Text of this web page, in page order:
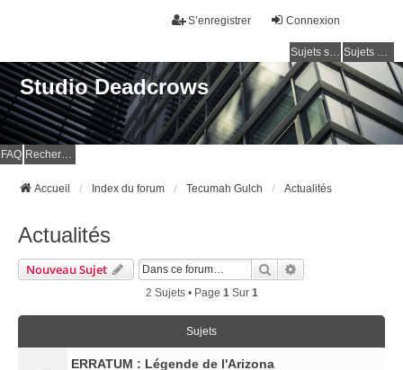
Connexion
S’enregistrer
Sujets sans réponse Sujets actifs
Studio Deadcrows
FAQ Rechercher
Accueil Index du forum Tecumah Gulch Actualités
Actualités
Nouveau Sujet Rechercher
2 Sujets • Page 1Sur 1
Sujets
ERRATUM : Légende de l'Arizona